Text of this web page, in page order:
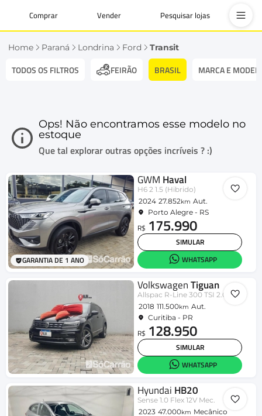
Comprar Vender Pesquisar lojas
Home Paraná Londrina Ford Transit
TODOS OS FILTROS FEIRÃO BRASIL MARCA E
Ops! Não encontramos esse modelo no
estoque
Que tal explorar outras opções incríveis ? :)
GARANTIA DE 1 ANO
GWM Haval
H6 2 1.5 (Hibrido)
2024 27.852km Aut.
Porto Alegre - RS
R$ 175.990
SIMULAR
WHATSAPP
VolkswagenTiguan
Allspac R-Line 300 TSI 2.0
2018 111.500km Aut.
Curitiba - PR
R$ 128.950
SIMULAR
WHATSAPP
Hyundai HB20
Sense 1.0 Flex 12V Mec.
2023 47.000km Mecânico